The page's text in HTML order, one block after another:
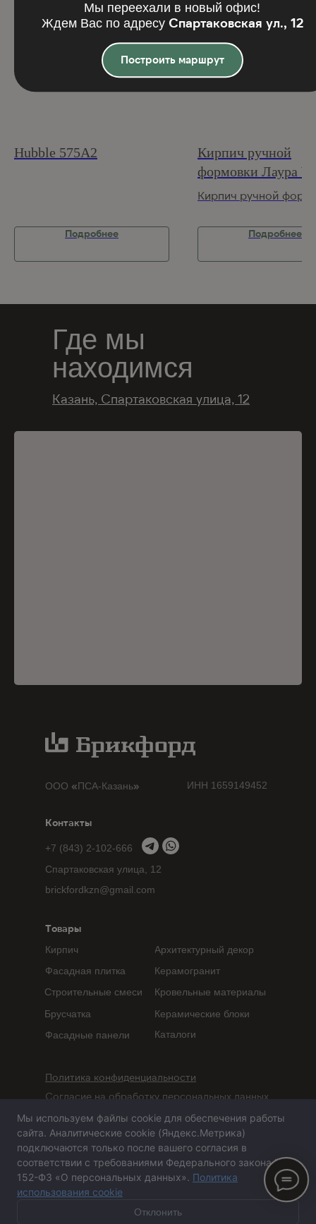
Hubble 575A2
Подробнее
Кирпич ручной
формовки Лаура
Кирпич ручной
Подробнее
Где мы
находимся
Казань, Спартаковская улица, 12
ИНН 1659149452
Согласие на обработку персональных данных
Политика конфиденциальности
Фасадная плитка
Кирпич Архитектурный декор
Фасадные панели
Керамогранит
Строительные смеси
Каталоги
Товары
Контакты
Брусчатка
+7 (843) 2-102-666
ООО «ПСА-Казань»
Кровельные материалы
Керамические блоки
Сайт не является публичной офертой,
определяемой положениями статьи 437 ГК РФ
brickfordkzn@gmail.com
Спартаковская улица, 12
Мы переехали в новый офис!
Ждем Вас по адресу Спартаковская ул., 12
Построить маршрут
Мы используем файлы cookie для обеспечения работы
сайта. Аналитические cookie (Яндекс.Метрика)
подключаются только после вашего согласия в
соответствии с требованиями Федерального закона №
152-ФЗ «О персональных данных». Политика
использования cookie
Отклонить